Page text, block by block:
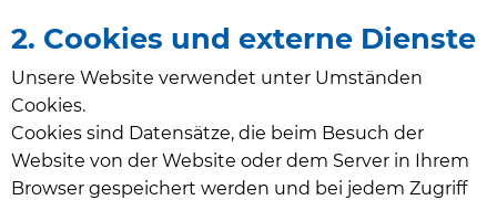
2. Cookies und externe Dienste
Unsere Website verwendet unter Umständen
Cookies.
Cookies sind Datensätze, die beim Besuch der
Website von der Website oder dem Server in Ihrem
Browser gespeichert werden und bei jedem Zugriff